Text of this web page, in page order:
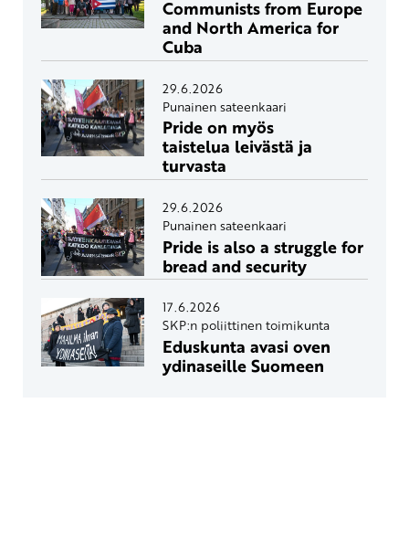
Communists from Europe
and North America for
Cuba
29.6.2026
Punainen sateenkaari
Pride on myös
taistelua leivästä ja
turvasta
29.6.2026
Punainen sateenkaari
Pride is also a struggle for
bread and security
17.6.2026
SKP:n poliittinen toimikunta
Eduskunta avasi oven
ydinaseille Suomeen